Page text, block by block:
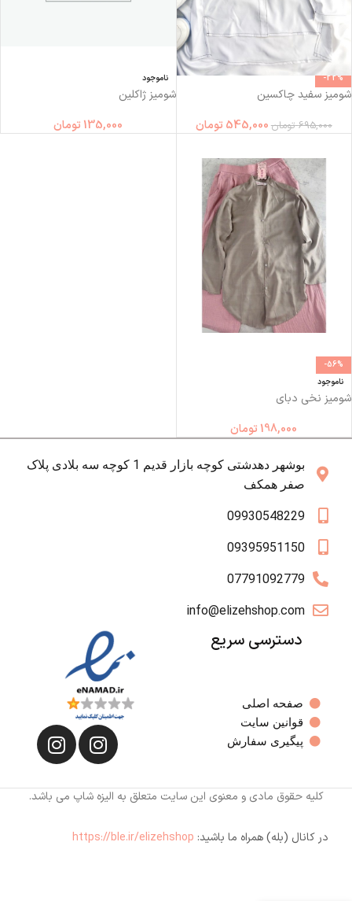
-22%
شومیز سفید چاکسین
695,000 تومان 545,000 تومان
ناموجود
شوميز ژاكلين
135,000 تومان
-56%
ناموجود
شومیز نخی دبای
198,000 تومان
بوشهر دهدشتی کوچه بازار قدیم 1 کوچه سه بلادی پلاک
صفر همکف
09930548229
09395951150
07791092779
info@elizehshop.com
دسترسی سریع
صفحه اصلی
قوانین سایت
پیگیری سفارش
کلیه حقوق مادی و معنوی این سایت متعلق به الیزه شاپ می باشد.
در کانال (بله) همراه ما باشید: https://ble.ir/elizehshop